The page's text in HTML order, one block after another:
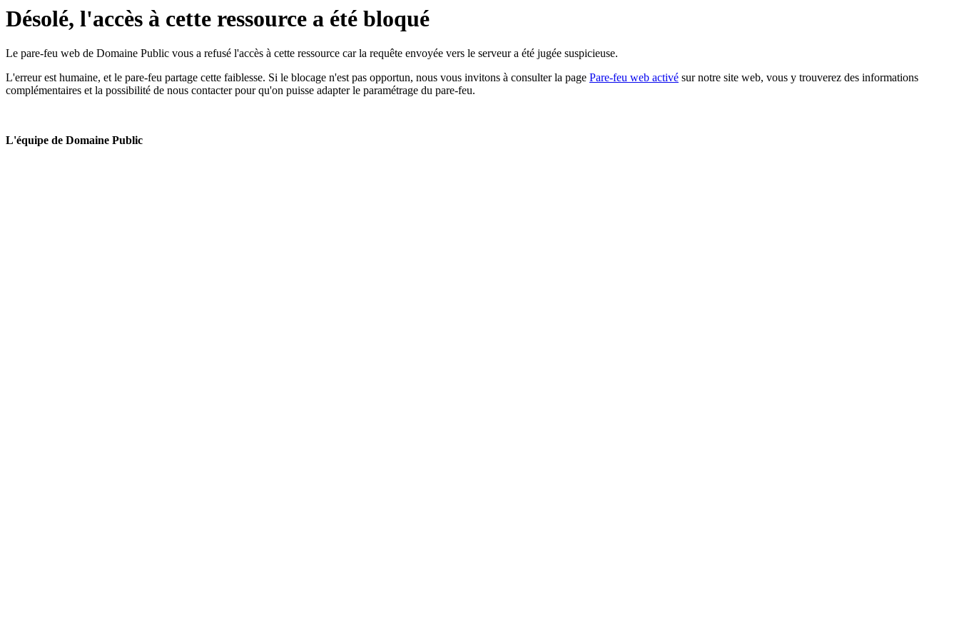
Désolé, l'accès à cette ressource a été bloqué
Le pare-feu web de Domaine Public vous a refusé l'accès à cette ressource car la requête envoyée vers le serveur a été jugée suspicieuse.
L'erreur est humaine, et le pare-feu partage cette faiblesse. Si le blocage n'est pas opportun, nous vous invitons à consulter la page Pare-feu web activé sur notre site web, vous y trouverez des informations
complémentaires et la possibilité de nous contacter pour qu'on puisse adapter le paramétrage du pare-feu.
L'équipe de Domaine Public